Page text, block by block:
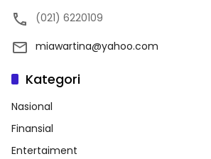
(021) 6220109
miawartina@yahoo.com
Kategori
Nasional
Finansial
Entertaiment